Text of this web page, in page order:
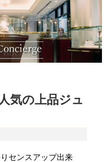
気の上品ジュ
センスアップ出来